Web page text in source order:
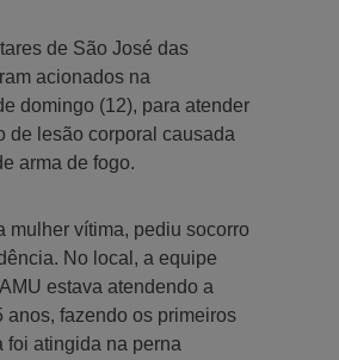
de São José das
acionados na
domingo (12), para atender
de lesão corporal causada
arma de fogo.
mulher vítima, pediu socorro
No local, a equipe
estava atendendo a
anos, fazendo os primeiros
foi atingida na perna